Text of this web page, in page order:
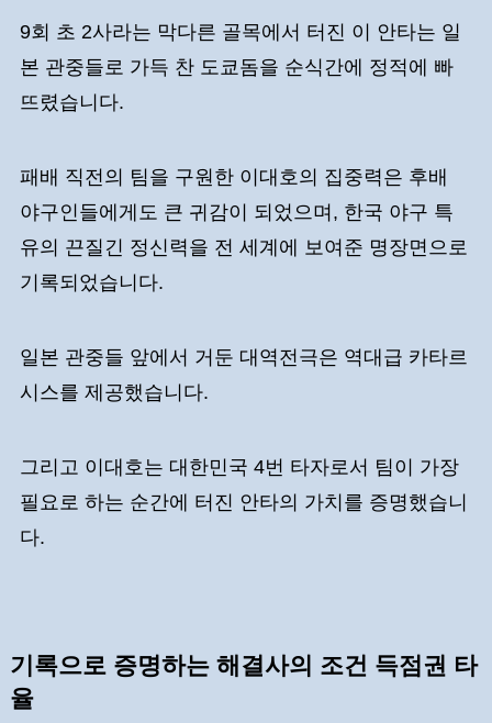
9회 초 2사라는 막다른 골목에서 터진 이 안타는 일
본 관중들로 가득 찬 도쿄돔을 순식간에 정적에 빠
뜨렸습니다.
패배 직전의 팀을 구원한 이대호의 집중력은 후배
야구인들에게도 큰 귀감이 되었으며, 한국 야구 특
유의 끈질긴 정신력을 전 세계에 보여준 명장면으로
기록되었습니다.
일본 관중들 앞에서 거둔 대역전극은 역대급 카타르
시스를 제공했습니다.
그리고 이대호는 대한민국 4번 타자로서 팀이 가장
필요로 하는 순간에 터진 안타의 가치를 증명했습니
다.
기록으로 증명하는 해결사의 조건 득점권 타
율